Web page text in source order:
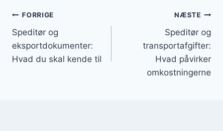
Indlægsnavigation
FORRIGE
Speditør og
eksportdokumenter:
Hvad du skal kende til
NÆSTE
Speditør og
transportafgifter:
Hvad påvirker
omkostningerne